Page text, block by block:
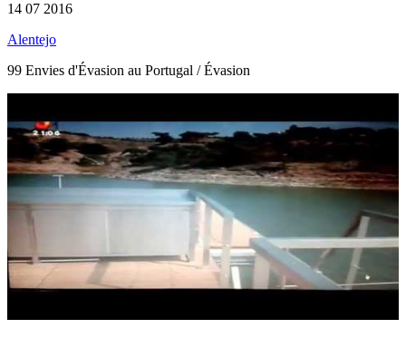
14 07 2016
Alentejo
99 Envies d'Évasion au Portugal / Évasion